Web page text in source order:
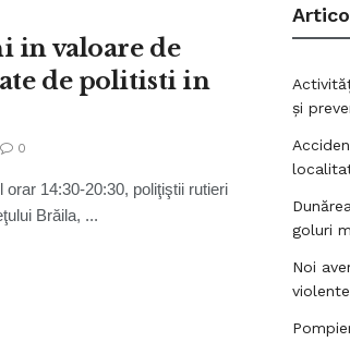
in valoare de
de politisti in
0
14:30-20:30, poliţiştii rutieri
Brăila, ...
și
goluri
Noi